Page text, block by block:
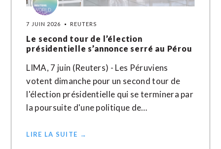
7 JUIN 2026 REUTERS
Le second tour de l’élection
présidentielle s’annonce serré au Pérou
LIMA, 7 juin (Reuters) - Les Péruviens
votent dimanche pour un second tour de
l'élection présidentielle qui se terminera par
la poursuite d'une politique de…
LIRE LA SUITE →